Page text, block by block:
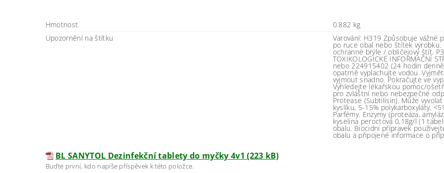
Hmotnost
0.882 kg
Upozornění na štítku
Varování: H319 Způsobuje vážné
po ruce obal nebo štítek výrobku.
ochranné brýle / obličejový štít.
TOXIKOLOGICKÉ INFORMAČNÍ
nebo 224915402 (24 hodin
opatrně vyplachujte vodou.
vyjmout snadno. Pokračujte ve
Vyhledejte lékařskou pomoc/
pro zvláštní nebo nebezpečné
Protease (Subtilisin). Může
kyslíku, 5-15% polykarboxyláty,
Parfémy. Enzymy (proteáza,
kyselina peroctová 0,18g/l (1
obalu. Biocidní přípravek
obalu a připojené informace o
BL SANYTOL Dezinfekční tablety do myčky 4v1 (223 kB)
Buďte první, kdo napíše příspěvek k této položce.